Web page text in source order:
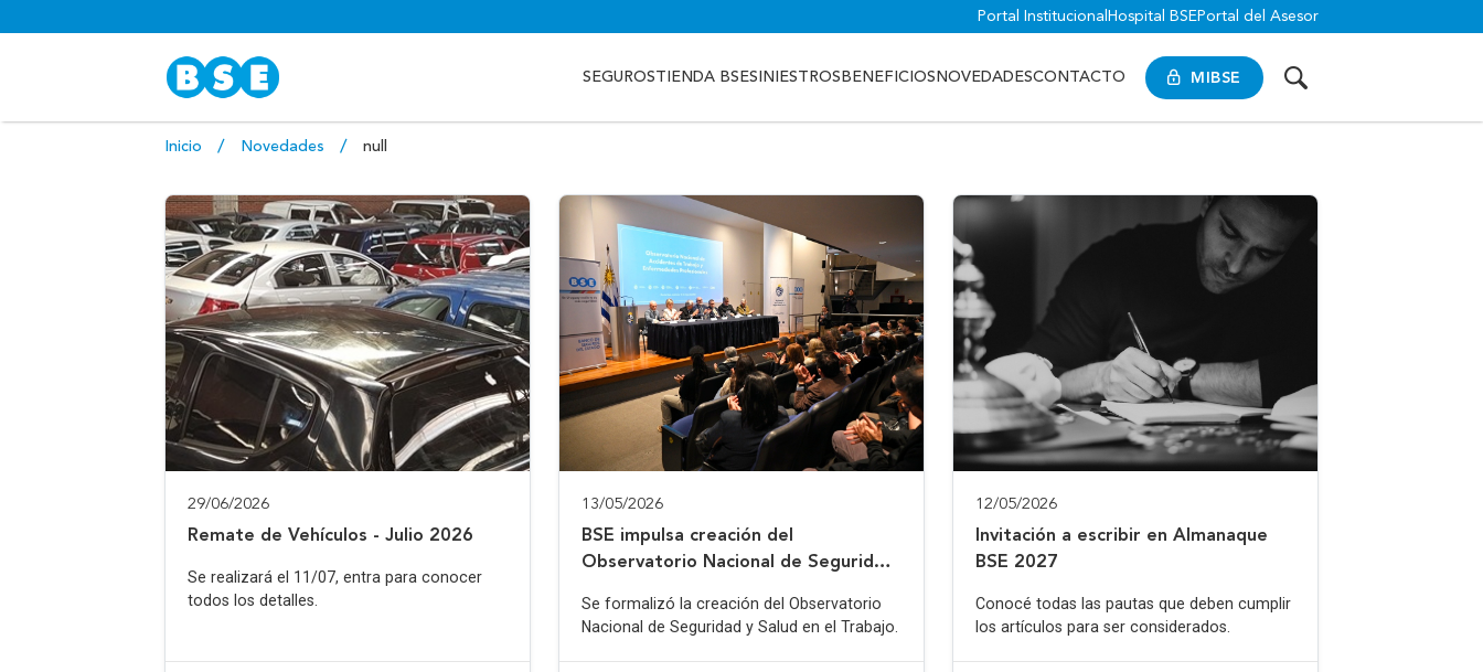
Portal Institucional Hospital BSE Portal del Asesor
MIBSE
SEGUROSTIENDA BSESINIESTROS BENEFICIOS NOVEDADESCONTACTO
Inicio Novedades null
29/06/2026
Remate de Vehículos - Julio 2026
Se realizará el 11/07, entra para conocer
todos los detalles.
13/05/2026
BSE impulsa creación del
Observatorio Nacional de Seguridad
Se formalizó la creación del Observatorio
Nacional de Seguridad y Salud en el Trabajo.
12/05/2026
Invitación a escribir en Almanaque
BSE 2027
Conocé todas las pautas que deben cumplir
los artículos para ser considerados.